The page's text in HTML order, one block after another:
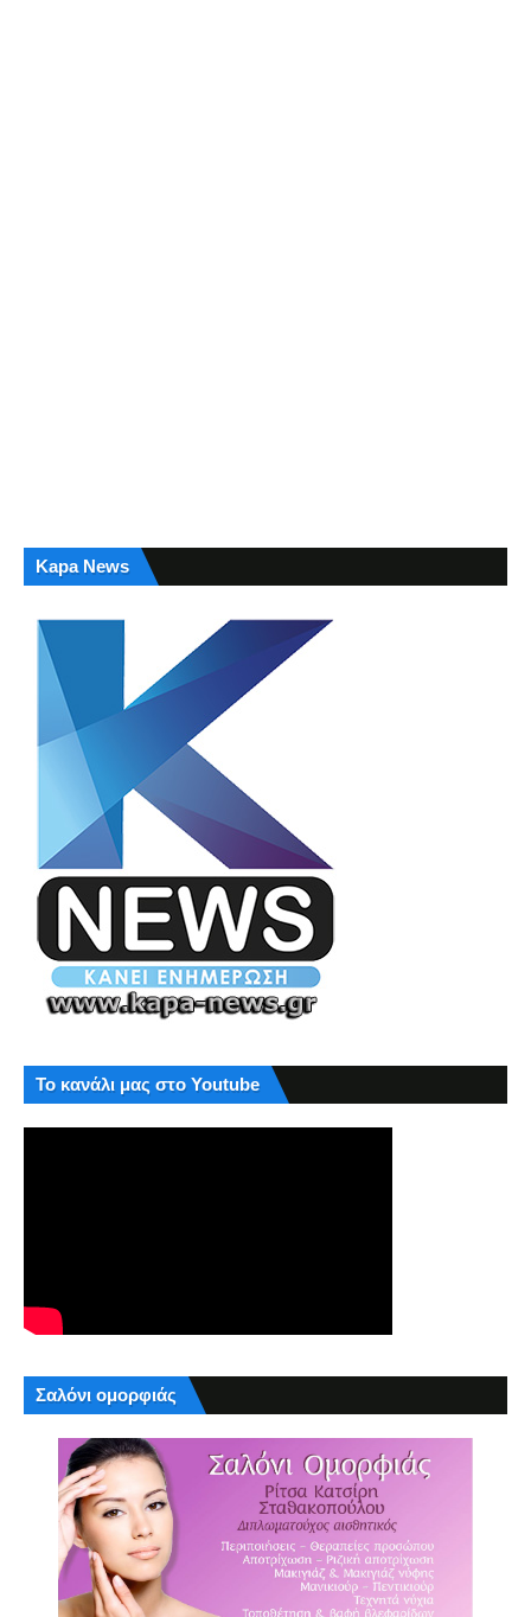
Kapa News
Το κανάλι μας στο Youtube
Σαλόνι ομορφιάς